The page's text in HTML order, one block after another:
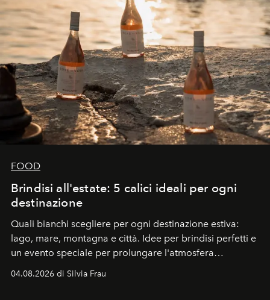
FOOD
Brindisi all'estate: 5 calici ideali per ogni
destinazione
Quali bianchi scegliere per ogni destinazione estiva:
lago, mare, montagna e città. Idee per brindisi perfetti e
un evento speciale per prolungare l'atmosfera
04.08.2026 di Silvia Frau